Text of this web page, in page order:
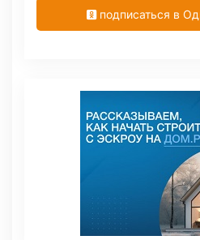
подписаться в